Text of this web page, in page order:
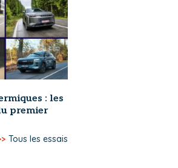
: les
premier
Tous les essais